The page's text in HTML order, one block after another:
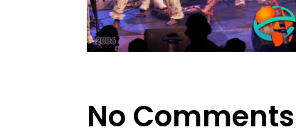
No Comments